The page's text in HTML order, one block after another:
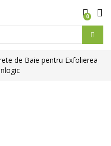
0
de Baie pentru Exfolierea